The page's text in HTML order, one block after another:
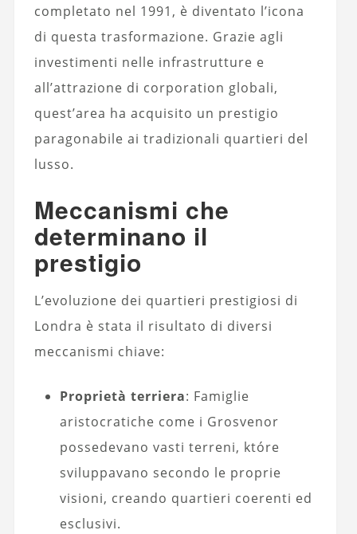
completato nel 1991, è diventato l’icona
di questa trasformazione. Grazie agli
investimenti nelle infrastrutture e
all’attrazione di corporation globali,
quest’area ha acquisito un prestigio
paragonabile ai tradizionali quartieri del
lusso.
Meccanismi che
determinano il
prestigio
L’evoluzione dei quartieri prestigiosi di
Londra è stata il risultato di diversi
meccanismi chiave:
Proprietà terriera: Famiglie
aristocratiche come i Grosvenor
possedevano vasti terreni, które
sviluppavano secondo le proprie
visioni, creando quartieri coerenti ed
esclusivi.